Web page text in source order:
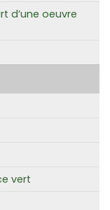
d’une oeuvre
vert